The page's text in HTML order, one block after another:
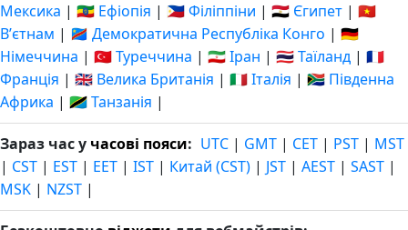
Мексика | 🇪🇹 Ефіопія | 🇵🇭 Філіппіни | 🇪🇬 Єгипет | 🇻🇳
Вʼєтнам | 🇨🇩 Демократична Республіка Конго | 🇩🇪
Німеччина | 🇹🇷 Туреччина | 🇮🇷 Іран | 🇹🇭 Таїланд | 🇫🇷
Франція | 🇬🇧 Велика Британія | 🇮🇹 Італія | 🇿🇦 Південна
Африка | 🇹🇿 Танзанія |
Зараз час у часові пояси: UTC | GMT | CET | PST | MST
| CST | EST | EET | IST | Китай (CST) | JST | AEST | SAST |
MSK | NZST |